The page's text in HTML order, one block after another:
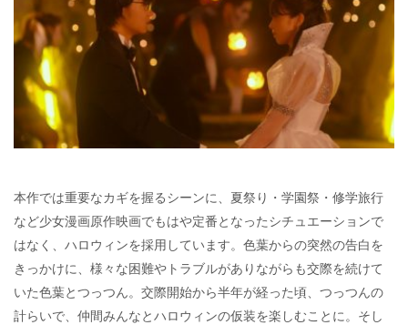
本作では重要なカギを握るシーンに、夏祭り・学園祭・修学旅行
など少女漫画原作映画でもはや定番となったシチュエーションで
はなく、ハロウィンを採用しています。色葉からの突然の告白を
きっかけに、様々な困難やトラブルがありながらも交際を続けて
いた色葉とつっつん。交際開始から半年が経った頃、つっつんの
計らいで、仲間みんなとハロウィンの仮装を楽しむことに。そし